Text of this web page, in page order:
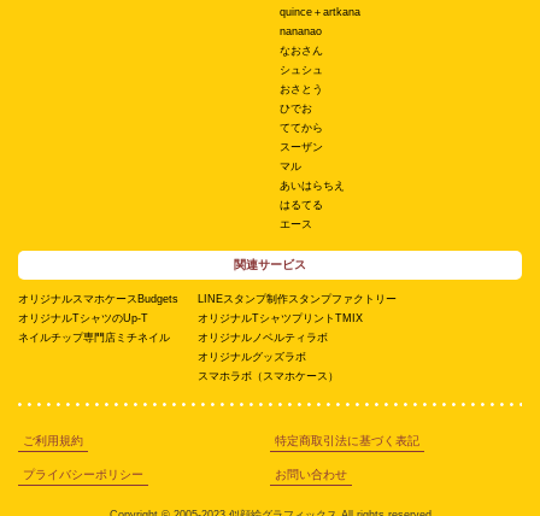
quince＋artkana
nananao
なおさん
シュシュ
おさとう
ひでお
ててから
スーザン
マル
あいはらちえ
はるてる
エース
関連サービス
オリジナルスマホケースBudgets
オリジナルTシャツのUp-T
ネイルチップ専門店ミチネイル
LINEスタンプ制作スタンプファクトリー
オリジナルTシャツプリントTMIX
オリジナルノベルティラボ
オリジナルグッズラボ
スマホラボ（スマホケース）
ご利用規約 特定商取引法に基づく表記
プライバシーポリシー お問い合わせ